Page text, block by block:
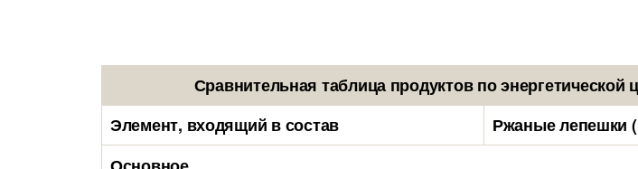
Сравнительная таблица продуктов по
Элемент, входящий в состав
Ржаные лепешки